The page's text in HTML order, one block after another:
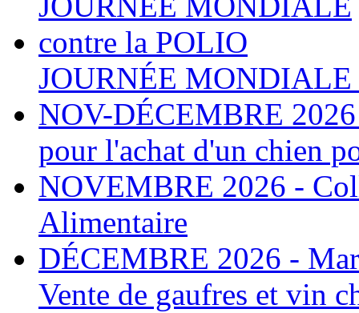
JOURNÉE MONDIALE
NOV-DÉCEMBRE
pour l'achat d'un chien
NOVEMBRE 2026 -
Alimentaire
DÉCEMBRE 2026 -
Vente de gaufres et vin